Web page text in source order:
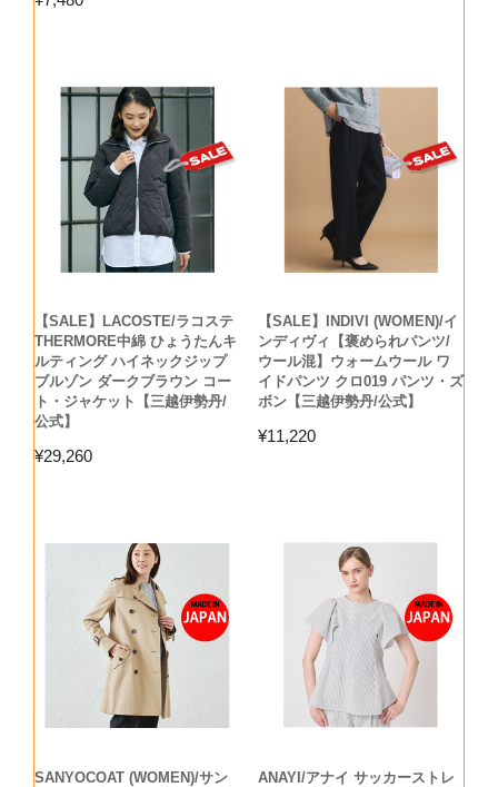
【SALE】LACOSTE/ラコステ
THERMORE中綿 ひょうたんキ
ルティング ハイネックジップ
ブルゾン ダークブラウン コー
ト・ジャケット【三越伊勢丹/
公式】
¥29,260
【SALE】INDIVI (WOMEN)/イ
ンディヴィ【褒められパンツ/
ウール混】ウォームウール ワ
イドパンツ クロ019 パンツ・ズ
ボン【三越伊勢丹/公式】
¥11,220
SANYOCOAT (WOMEN)/サン
ANAYI/アナイ サッカーストレ